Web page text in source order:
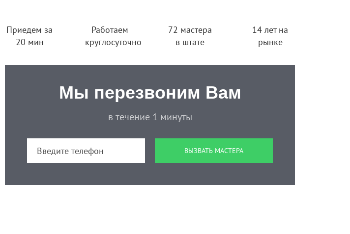
Приедем за
20 мин
Работаем
круглосуточно
72 мастера
в штате
14 лет на
рынке
Мы перезвоним Вам
в течение 1 минуты